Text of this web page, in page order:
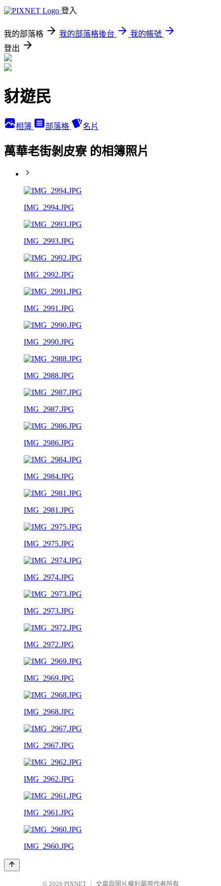
登入
我的部落格 我的部落格後台
我的帳號
登出
豺遊民
相簿 部落格 名片
萬華老街剝皮寮 的相簿照片
IMG_2994.JPG
IMG_2993.JPG
IMG_2992.JPG
IMG_2991.JPG
IMG_2990.JPG
IMG_2988.JPG
IMG_2987.JPG
IMG_2986.JPG
IMG_2984.JPG
IMG_2981.JPG
IMG_2975.JPG
IMG_2974.JPG
IMG_2973.JPG
IMG_2972.JPG
IMG_2969.JPG
IMG_2968.JPG
IMG_2967.JPG
IMG_2962.JPG
IMG_2961.JPG
IMG_2960.JPG
© 2026 PIXNET 文章與圖片權利屬原作者所有